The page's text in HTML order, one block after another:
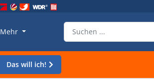
Mehr
Das will ich!